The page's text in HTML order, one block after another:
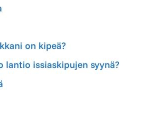
on kipeä?
lantio issiaskipujen syynä?